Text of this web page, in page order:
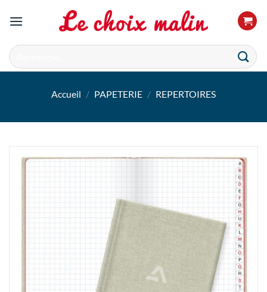
Recherche
pour :
Accueil / PAPETERIE / REPERTOIRES